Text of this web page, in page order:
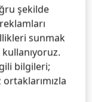
Miktarlar,
etkileri
kurları
negatif bir etki
da satışları
şekilde
sunmak
bilgileri;